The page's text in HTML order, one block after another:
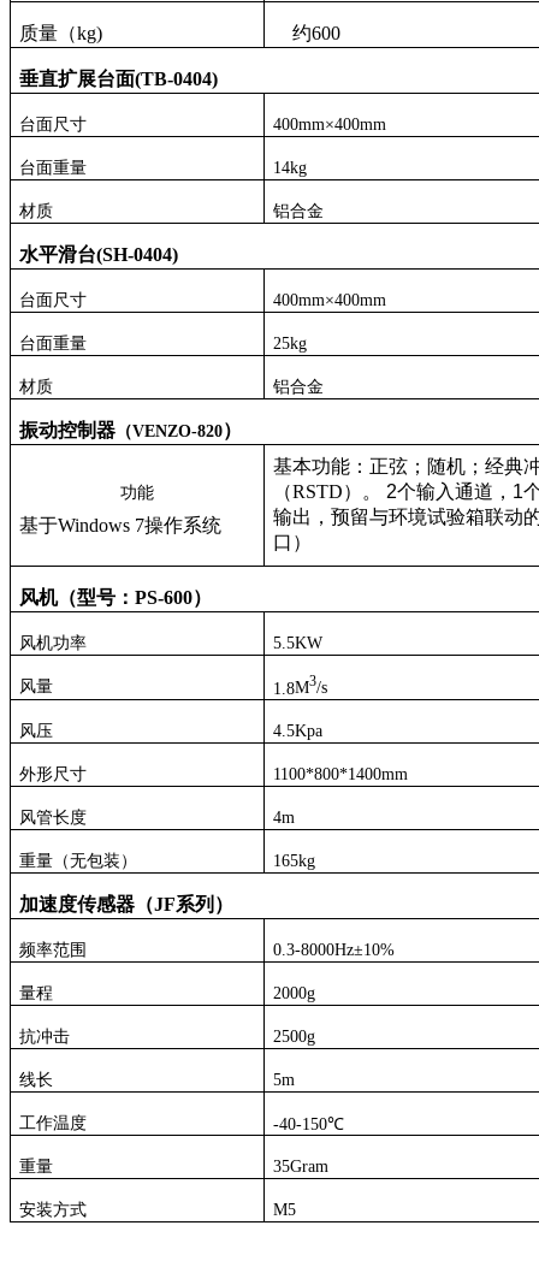
质量（kg) 约600
垂直扩展台面(TB-0404)
台面尺寸 400mm×400mm
台面重量 14kg
材质 铝合金
水平滑台(SH-0404)
台面尺寸 400mm×400mm
台面重量 25kg
材质 铝合金
振动控制器 （VENZO-820）
功能
基于Windows 7操作系统
基本功能：正弦；随机；经典
（RSTD）。 2个输入通道， 1
输出，预留与环境试验箱联动
口）
风机（型号： PS-600）
风机功率 5.5KW
风量 1 8M3/s
风压 4.5Kpa
外形尺寸 1100*800*1400mm
风管长度 4m
重量（无包装） 165kg
加速度传感器（JF系列）
频率范围 0.3-8000Hz±10%
量程 2000g
抗冲击 2500g
线长 5m
工作温度 -40-150℃
重量 35Gram
安装方式 M5